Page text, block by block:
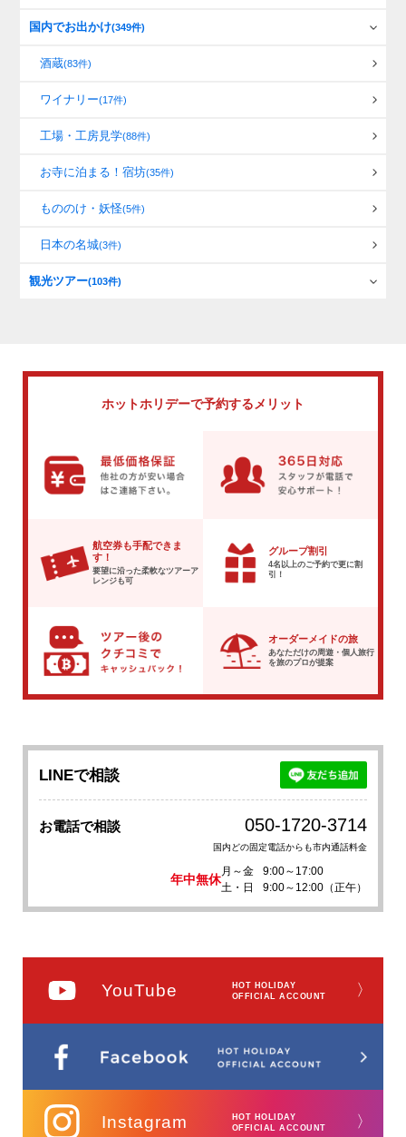
国内でお出かけ(349件)
酒蔵(83件)
ワイナリー(17件)
工場・工房見学(88件)
お寺に泊まる！宿坊(35件)
もののけ・妖怪(5件)
日本の名城(3件)
観光ツアー(103件)
ホットホリデーで予約するメリット
航空券も手配できま
す！
要望に沿った柔軟なツアーア
レンジも可
グループ割引
4名以上のご予約で更に割
引！
オーダーメイドの旅
あなただけの周遊・個人旅行
を旅のプロが提案
LINEで相談
お電話で相談 050-1720-3714
国内どの固定電話からも市内通話料金
年中無休
月～金
9:00～17:00
土・日
9:00～12:00（正午）
YouTube
HOT HOLIDAY
OFFICIAL ACCOUNT
〉
Instagram
HOT HOLIDAY
OFFICIAL ACCOUNT
〉